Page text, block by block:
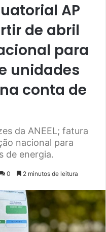
AP
de abril
para
unidades
conta de
da ANEEL; fatura
nacional para
de energia.
0 2 minutos de leitura